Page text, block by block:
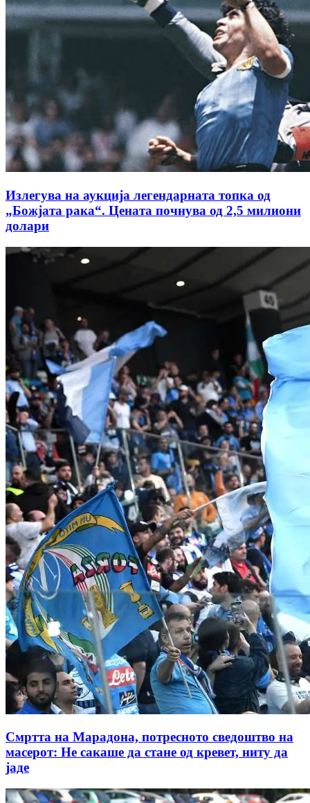
Излегува на аукција легендарната топка од
„Божјата рака“. Цената почнува од 2,5 милиони
долари
Смртта на Марадона, потресното сведоштво на
масерот: Не сакаше да стане од кревет, ниту да
јаде